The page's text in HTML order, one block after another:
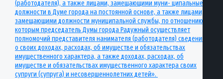
(работодателя), а также лицами, замещающими муни- ципальные
должности в Думе города на постоянной основе, а также лицами,
замещающими должности муниципальной службы, по отношению к
которым председатель Думы города Радужный осуществляет
полномочий представителя нанимателя (работодателя) сведений
о своих доходах, расходах, об имуществе и обязательствах
имущественного характера, а также доходах, расходах, об
имуществе и обязательствах имущественного характера своих
супруги (супруга) и несовершеннолетних детей».